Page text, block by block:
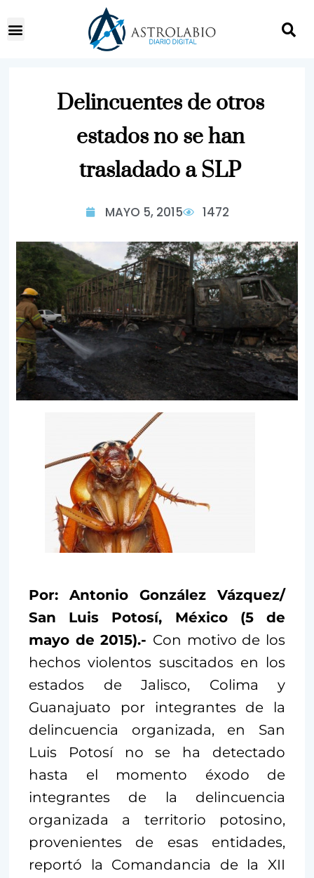
Delincuentes de otros
estados no se han
trasladado a SLP
MAYO 5, 2015 1472
Por: Antonio González Vázquez/
San Luis Potosí, México (5 de
mayo de 2015).- Con motivo de los
hechos violentos suscitados en los
estados de Jalisco, Colima y
Guanajuato por integrantes de la
delincuencia organizada, en San
Luis Potosí no se ha detectado
hasta el momento éxodo de
integrantes de la delincuencia
organizada a territorio potosino,
provenientes de esas entidades,
reportó la Comandancia de la XII